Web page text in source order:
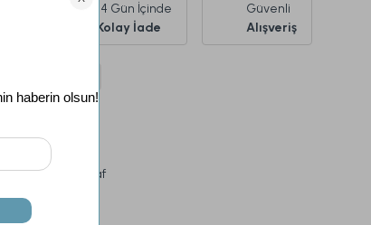
14 Gün İçinde
Kolay İade
Güvenli
Alışveriş
%100 Microjel Elyaf
24 Ay